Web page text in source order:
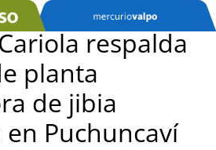
respalda
planta
de jibia
Puchuncaví